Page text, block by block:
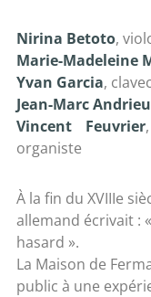
Nirina Betoto,
Marie-Madeleine
Yvan Garcia,
Jean-Marc Andrieu
Vincent Feuvrier
organiste
À la fin du XVIIIe
allemand écrivait :
hasard ».
La Maison de
public à une